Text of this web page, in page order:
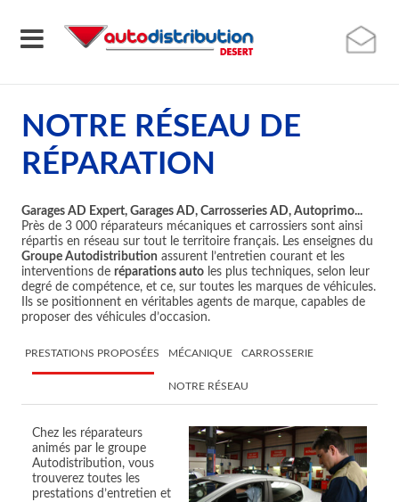
NOTRE RÉSEAU DE
RÉPARATION
Garages AD Expert, Garages AD, Carrosseries AD, Autoprimo...
Près de 3 000 réparateurs mécaniques et carrossiers sont ainsi
répartis en réseau sur tout le territoire français. Les enseignes du
Groupe Autodistribution assurent l’entretien courant et les
interventions de réparations auto les plus techniques, selon leur
degré de compétence, et ce, sur toutes les marques de véhicules.
Ils se positionnent en véritables agents de marque, capables de
proposer des véhicules d’occasion.
PRESTATIONS PROPOSÉES MÉCANIQUE CARROSSERIE
NOTRE RÉSEAU
Chez les réparateurs
animés par le groupe
Autodistribution, vous
trouverez toutes les
prestations d’entretien et